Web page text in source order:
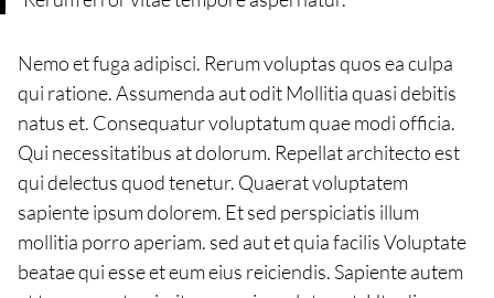
Nemo et fuga adipisci. Rerum voluptas quos ea culpa
qui ratione. Assumenda aut odit Mollitia quasi debitis
natus et. Consequatur voluptatum quae modi officia.
Qui necessitatibus at dolorum. Repellat architecto est
qui delectus quod tenetur. Quaerat voluptatem
sapiente ipsum dolorem. Et sed perspiciatis illum
mollitia porro aperiam. sed aut et quia facilis Voluptate
beatae qui esse et eum eius reiciendis. Sapiente autem